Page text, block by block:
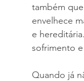
também
envelhece
e
sofrimento
Quando já